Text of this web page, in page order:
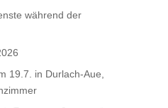
während der
19.7. in Durlach-Aue,